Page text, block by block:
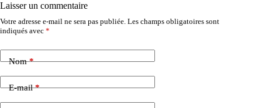
Laisser un commentaire
Votre adresse e-mail ne sera pas publiée. Les champs obligatoires sont
indiqués avec *
Nom*
E-mail*